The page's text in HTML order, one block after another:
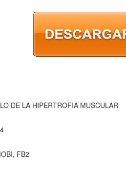
DE LA HIPERTROFIA MUSCULAR
FB2